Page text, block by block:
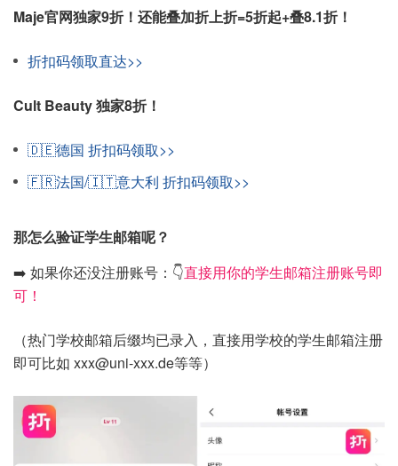
Maje官网独家9折！还能叠加折上折=5折起+叠8.1折！
折扣码领取直达>>
Cult Beauty 独家8折！
🇩🇪德国 折扣码领取>>
🇫🇷法国/🇮🇹意大利 折扣码领取>>
那怎么验证学生邮箱呢？
➡️ 如果你还没注册账号：👇直接用你的学生邮箱注册账号即
可！
（热门学校邮箱后缀均已录入，直接用学校的学生邮箱注册
即可比如 xxx@uni-xxx.de等等）